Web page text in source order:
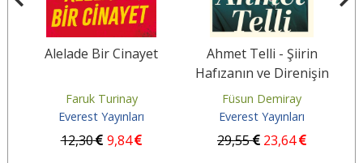
Alelade Bir Cinayet
Faruk Turinay
Everest Yayınları
12,30 9,84
Ahmet Telli - Şiirin
Hafızanın ve Direnişin
İzinde Bir Yaşam
Füsun Demiray
Everest Yayınları
29,55 23,64